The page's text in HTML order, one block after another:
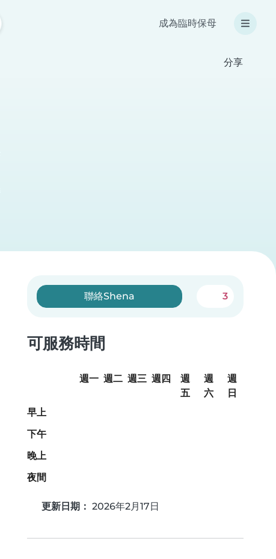
成為臨時保母
分享
聯絡Shena 3
可服務時間
週一 週二 週三 週四
週
五
週
六
週
日
早上
下午
晚上
夜間
更新日期： 2026年2月17日